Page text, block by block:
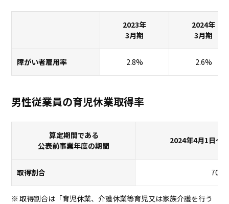
2023年
3月期
2024年
3月期
障がい者雇用率 2.8% 2.6%
男性従業員の育児休業取得率
算定期間である
公表前事業年度の期間
2024年4月1日～
取得割合
取得割合は「育児休業、介護休業等育児又は家族介護を行う